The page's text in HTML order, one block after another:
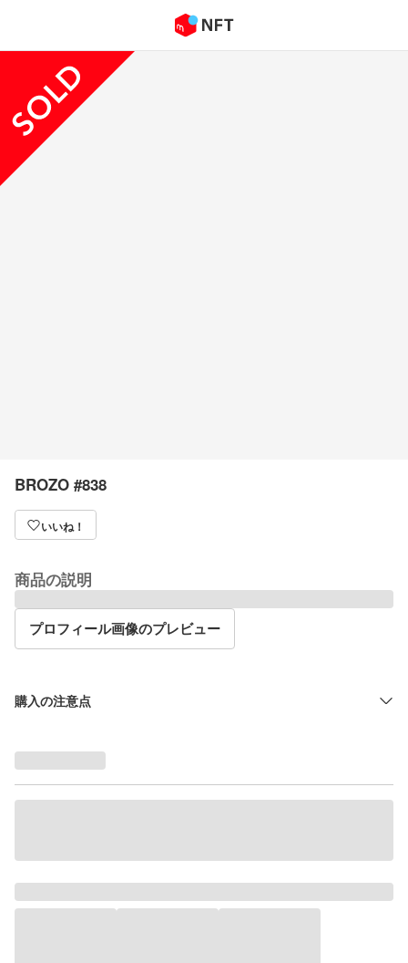
BROZO #838
いいね！
商品の説明
プロフィール画像のプレビュー
購入の注意点